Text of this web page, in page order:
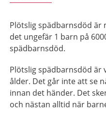
Plötslig spädbarnsdöd är
det ungefär 1 barn på
spädbarnsdöd.
Plötslig spädbarnsdöd är
ålder. Det går inte att se
innan det händer. Det
och nästan alltid när